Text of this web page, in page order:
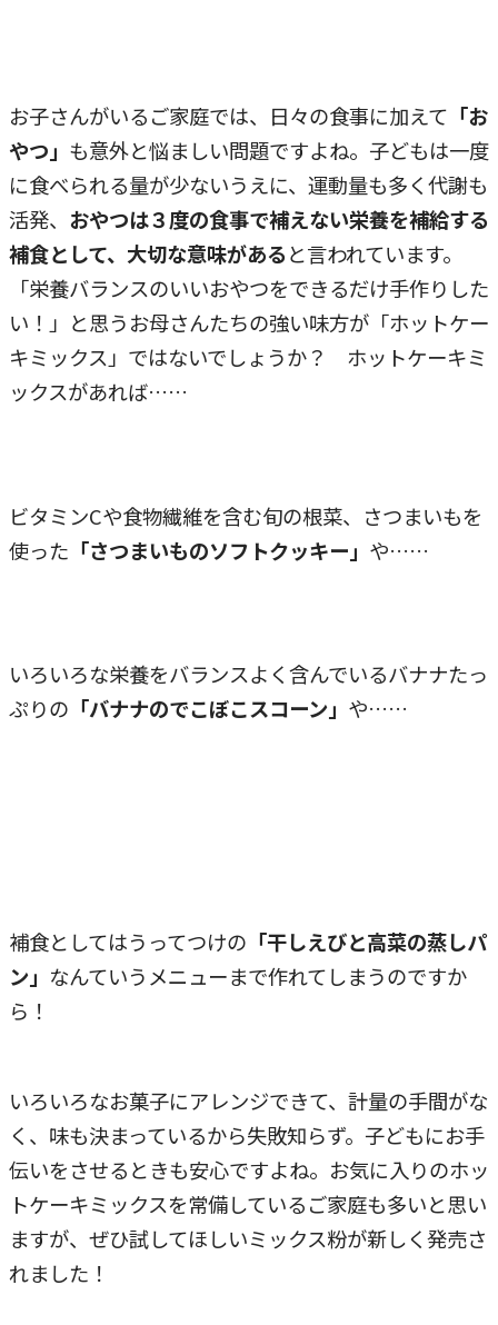
お子さんがいるご家庭では、日々の食事に加えて 「お
やつ」 も意外と悩ましい問題ですよね。子どもは一度
に食べられる量が少ないうえに、運動量も多く代謝も
活発、 おやつは３度の食事で補えない栄養を補給する
補食として、大切な意味があると言われています。
「栄養バランスのいいおやつをできるだけ手作りした
い！」と思うお母さんたちの強い味方が「ホットケー
キミックス」ではないでしょうか？ ホットケーキミ
ックスがあれば……
ビタミンCや食物繊維を含む旬の根菜、さつまいもを
使った 「さつまいものソフトクッキー」 や……
いろいろな栄養をバランスよく含んでいるバナナたっ
ぷりの 「バナナのでこぼこスコーン」 や……
補食としてはうってつけの 「干しえびと高菜の蒸しパ
ン」 なんていうメニューまで作れてしまうのですか
ら！
いろいろなお菓子にアレンジできて、計量の手間がな
く、味も決まっているから失敗知らず。子どもにお手
伝いをさせるときも安心ですよね。お気に入りのホッ
トケーキミックスを常備しているご家庭も多いと思い
ますが、ぜひ試してほしいミックス粉が新しく発売さ
れました！